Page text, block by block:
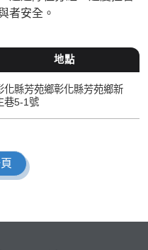
者安全。
地點
化縣芳苑鄉彰化縣芳苑鄉新
巷5-1號